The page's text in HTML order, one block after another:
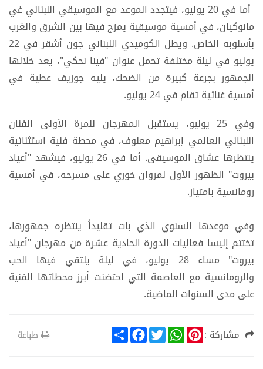
أما في 20 يوليو، فيتجدد الموعد مع الموسيقي اللبناني غي
مانوكيان، في أمسية موسيقية يمزج فيها بين الشرق والغرب
بأسلوبه الخاص. ويطل الكوميدي اللبناني جون أشقر في 22
يوليو في ليلة مختلفة تحمل عنوان "فينا نحكي"، يعد خلالها
الجمهور بجرعة كبيرة من الضحك، يليه جوزيف عطية في
أمسية غنائية تقام في 24 يوليو.
وفي 25 يوليو، يستقبل المهرجان للمرة الأولى الفنان
اللبناني العالمي إبراهيم معلوف، في محطة فنية استثنائية
ينتظرها عشاق الموسيقى. أما في 26 يوليو، فيشهد "أعياد
بيروت" الظهور الأول لمروان خوري على مسرحه، في أمسية
رومانسية بامتياز.
وفي موعدها السنوي الذي بات تقليداً ينتظره جمهورها،
تختتم إليسا فعاليات الدورة الحادية عشرة من مهرجان "أعياد
بيروت" مساء 28 يوليو، في ليلة يلتقي فيها الحب
والرومانسية مع العاصمة التي احتضنت أبرز محطاتها الفنية
على مدى السنوات الماضية.
مشاركة : S
h
F
a
T
w
W
h
P
i طباعة